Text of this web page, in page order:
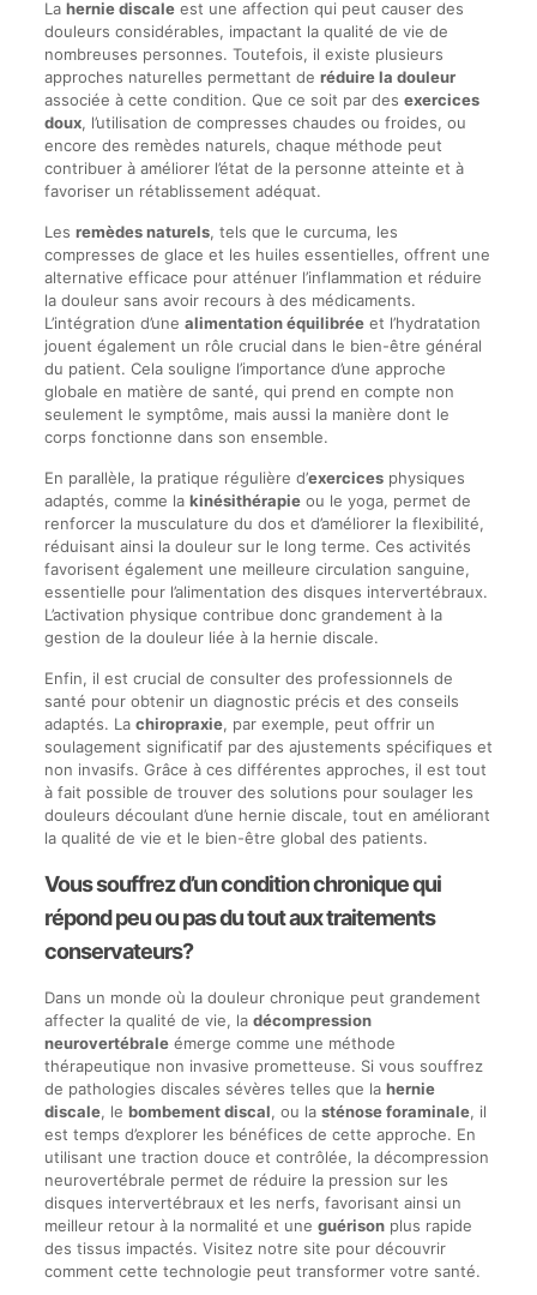
La hernie discaleest une affection qui peut causer des
douleurs considérables, impactant la qualité de vie de
nombreuses personnes. Toutefois, il existe plusieurs
approches naturelles permettant de réduire la douleur
associée à cette condition. Que ce soit par des exercices
doux, l’utilisation de compresses chaudes ou froides, ou
encore des remèdes naturels, chaque méthode peut
contribuer à améliorer l’état de la personne atteinte et à
favoriser un rétablissement adéquat.
Les remèdes naturels, tels que le curcuma, les
compresses de glace et les huiles essentielles, offrent une
alternative efficace pour atténuer l’inflammation et réduire
la douleur sans avoir recours à des médicaments.
L’intégration d’une alimentation équilibréeet l’hydratation
jouent également un rôle crucial dans le bien-être général
du patient. Cela souligne l’importance d’une approche
globale en matière de santé, qui prend en compte non
seulement le symptôme, mais aussi la manière dont le
corps fonctionne dans son ensemble.
En parallèle, la pratique régulière d’exercicesphysiques
adaptés, comme la kinésithérapieou le yoga, permet de
renforcer la musculature du dos et d’améliorer la flexibilité,
réduisant ainsi la douleur sur le long terme. Ces activités
favorisent également une meilleure circulation sanguine,
essentielle pour l’alimentation des disques intervertébraux.
L’activation physique contribue donc grandement à la
gestion de la douleur liée à la hernie discale.
Enfin, il est crucial de consulter des professionnels de
santé pour obtenir un diagnostic précis et des conseils
adaptés. La chiropraxie, par exemple, peut offrir un
soulagement significatif par des ajustements spécifiques et
non invasifs. Grâce à ces différentes approches, il est tout
à fait possible de trouver des solutions pour soulager les
douleurs découlant d’une hernie discale, tout en améliorant
la qualité de vie et le bien-être global des patients.
Vous souffrez d’un condition chronique qui
répond peu ou pas du tout aux traitements
conservateurs?
Dans un monde où la douleur chronique peut grandement
affecter la qualité de vie, la décompression
neurovertébraleémerge comme une méthode
thérapeutique non invasive prometteuse. Si vous souffrez
de pathologies discales sévères telles que la hernie
discale, le bombement discal, ou la sténose foraminale, il
est temps d’explorer les bénéfices de cette approche. En
utilisant une traction douce et contrôlée, la décompression
neurovertébrale permet de réduire la pression sur les
disques intervertébraux et les nerfs, favorisant ainsi un
meilleur retour à la normalité et une guérisonplus rapide
des tissus impactés. Visitez notre site pour découvrir
comment cette technologie peut transformer votre santé.